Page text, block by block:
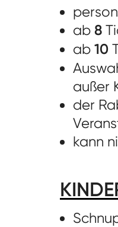
ab 8
ab 10
außer
der
kann